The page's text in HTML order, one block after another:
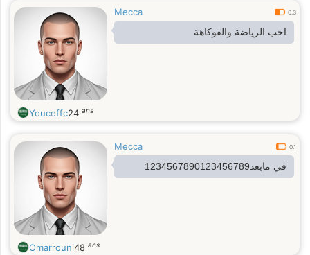
Mecca 0.3
احب الرياضة والفوكاهة
Youceffc24 ans
Mecca 0.1
في مابعد1234567890123456789
Omarrouni48 ans